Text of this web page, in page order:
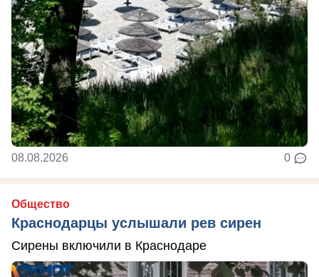
08.08.2026 0
Общество
Краснодарцы услышали рев сирен
Сирены включили в Краснодаре